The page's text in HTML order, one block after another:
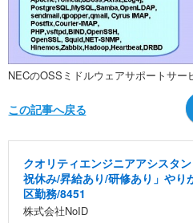
NECのOSSミドルウェアサポートサー
この記事へ戻る
クオリティエンジニアアシスタ
祝休み/昇給あり/研修あり」やり
区勤務/8451
株式会社NoID